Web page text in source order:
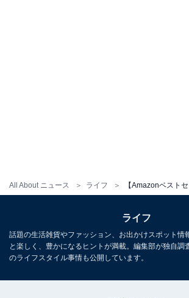
All About ニュース ライフ
ライフ
話題の生活雑貨やファッション、お出かけスポット情
と楽しく、豊かになるヒントが満載。編集部が独自調
のライフスタイル事情も公開しています。